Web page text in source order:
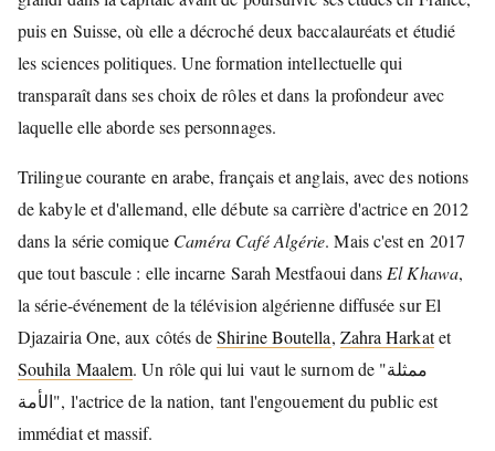
puis en Suisse, où elle a décroché deux baccalauréats et étudié
les sciences politiques. Une formation intellectuelle qui
transparaît dans ses choix de rôles et dans la profondeur avec
laquelle elle aborde ses personnages.
Trilingue courante en arabe, français et anglais, avec des notions
de kabyle et d'allemand, elle débute sa carrière d'actrice en 2012
dans la série comique Caméra Café Algérie. Mais c'est en 2017
que tout bascule : elle incarne Sarah Mestfaoui dansEl Khawa,
la série-événement de la télévision algérienne diffusée sur El
Djazairia One, aux côtés deShirine Boutella, Zahra Harkatet
Souhila Maalem. Un rôle qui lui vaut le surnom de "ممثلة
الأمة", l'actrice de la nation, tant l'engouement du public est
immédiat et massif.